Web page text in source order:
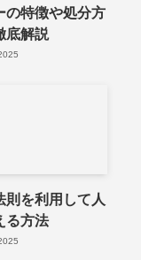
の特徴や処分方
底解説
則を利用して人
る方法